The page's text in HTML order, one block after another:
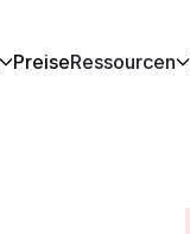
PreiseRessourcen